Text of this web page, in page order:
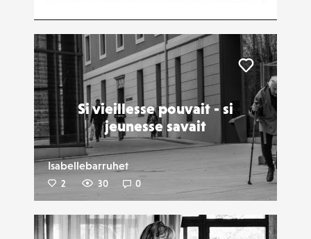
3 30 0
Si vieillesse pouvait - si
jeunesse savait
Isabellebarruhet
2 30 0
Liker